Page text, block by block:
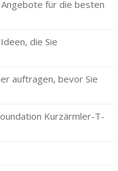
Angebote für die besten
die Sie
auftragen, bevor Sie
Kurzärmler-T-